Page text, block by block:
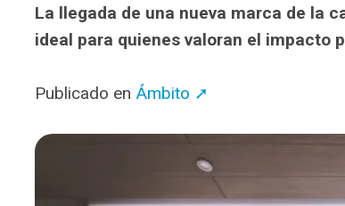
La llegada de una nueva marca de la
ideal para quienes valoran el impacto
Publicado en Ámbito ➚